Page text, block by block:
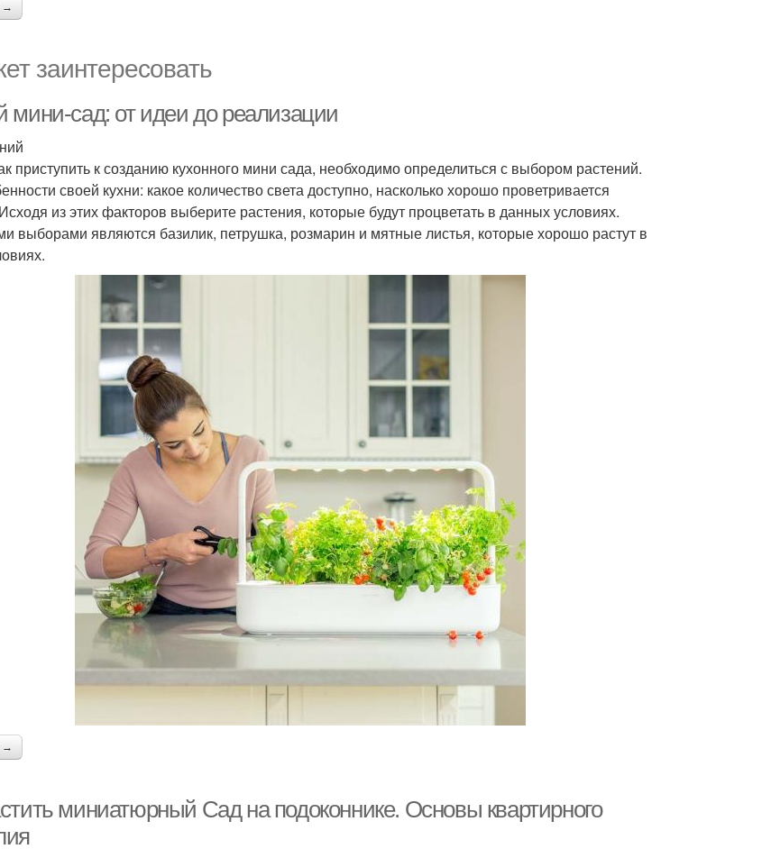
→
заинтересовать
мини-сад: от идеи до реализации
приступить к созданию кухонного мини сада, необходимо определиться с выбором растений.
своей кухни: какое количество света доступно, насколько хорошо проветривается
из этих факторов выберите растения, которые будут процветать в данных условиях.
выборами являются базилик, петрушка, розмарин и мятные листья, которые хорошо растут в
→
миниатюрный Сад на подоконнике. Основы квартирного